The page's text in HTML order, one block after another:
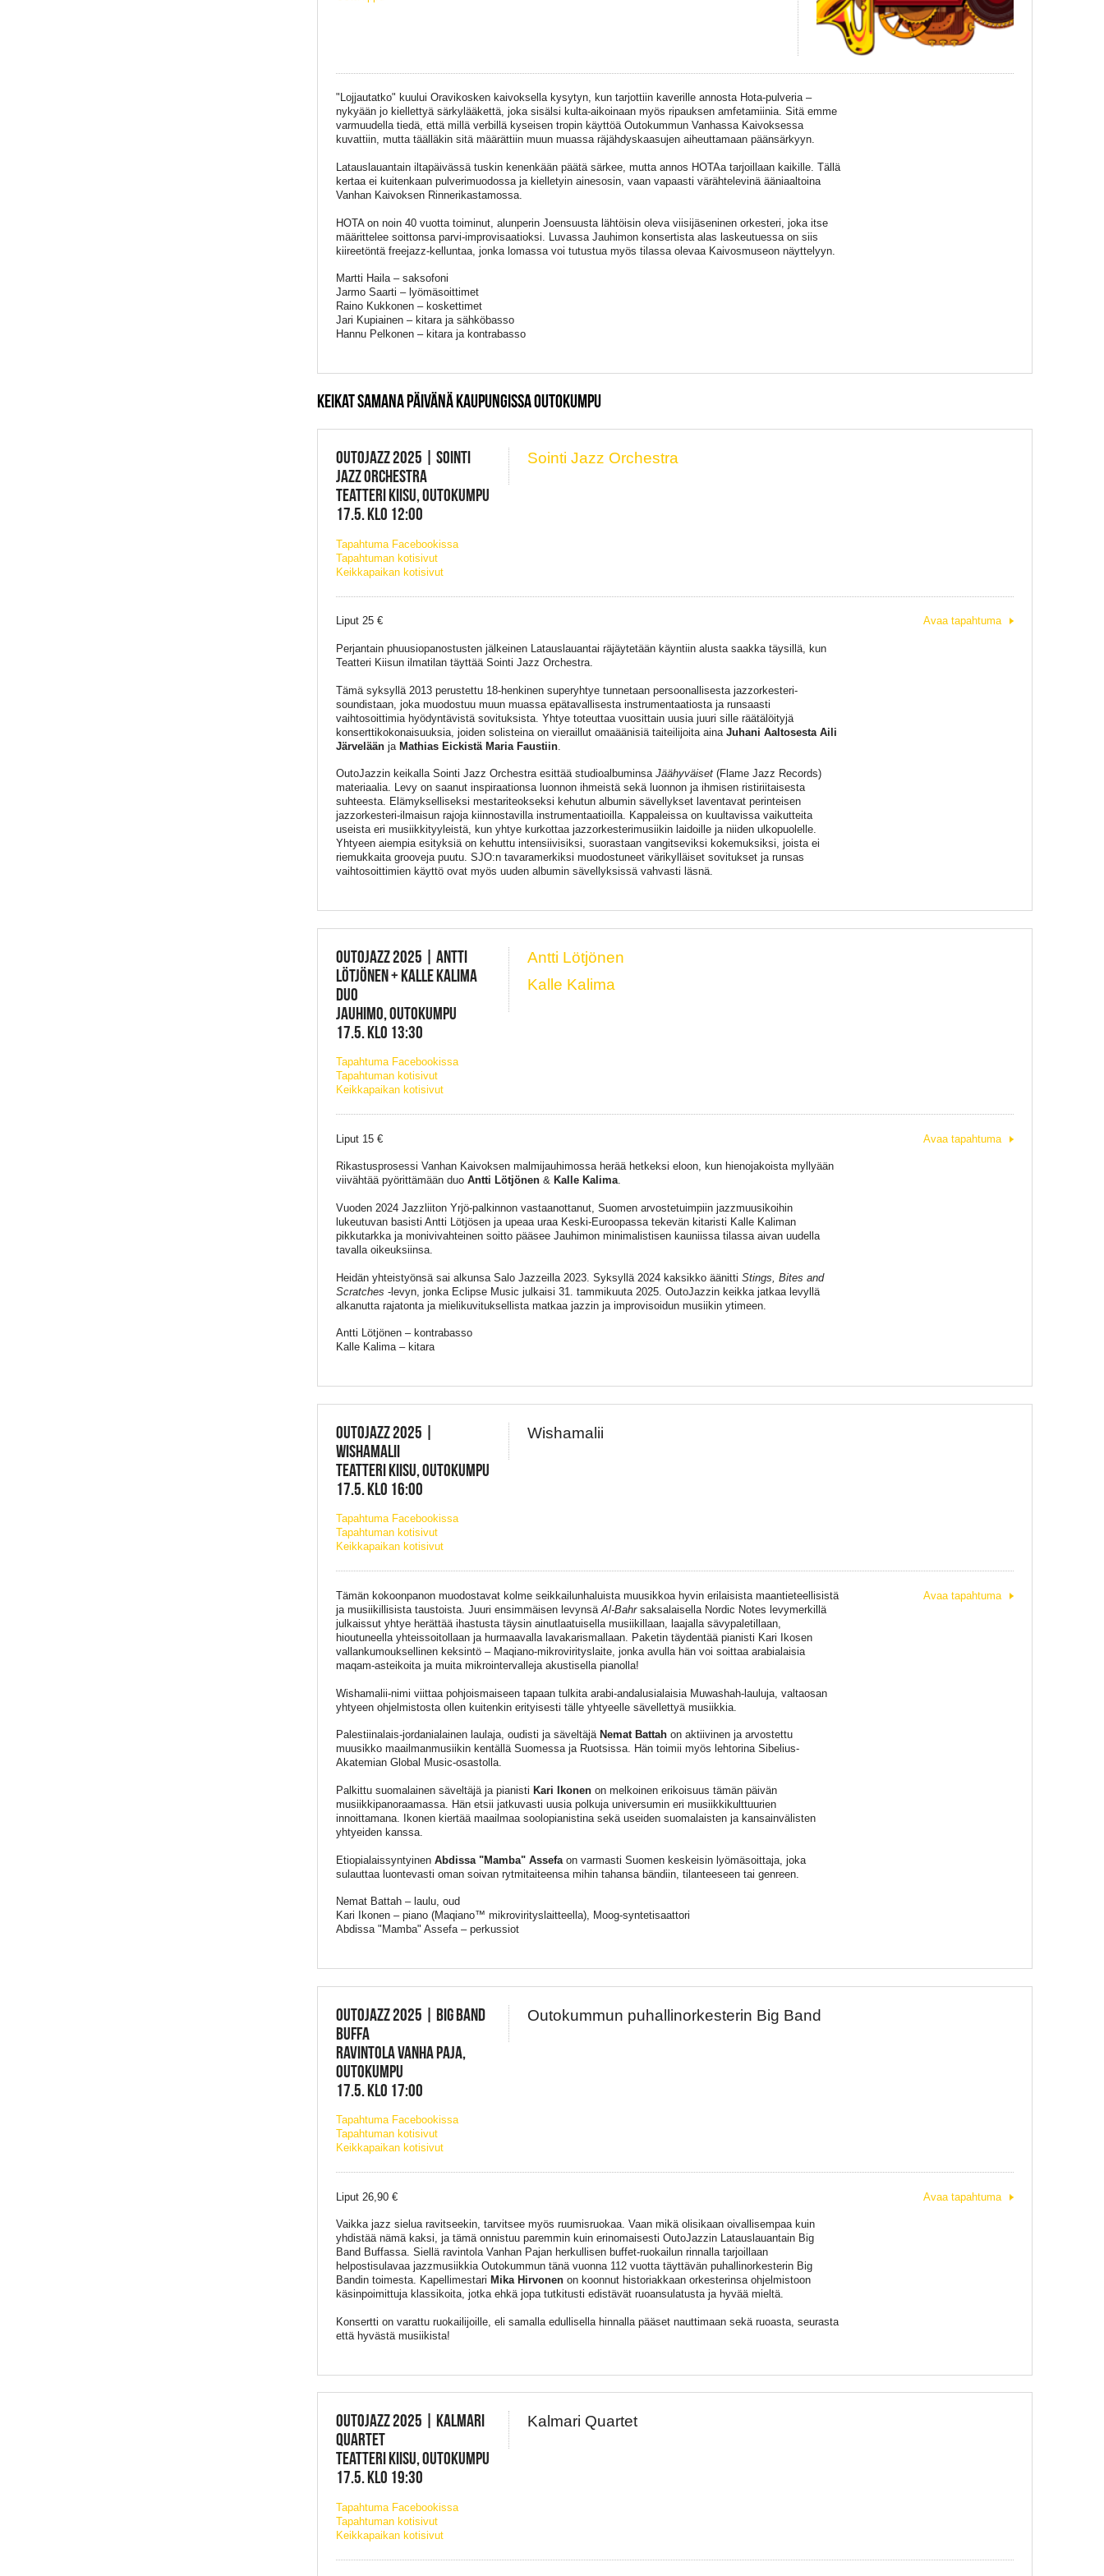
"Lojjautatko" kuului Oravikosken kaivoksella kysytyn, kun tarjottiin kaverille annosta Hota-pulveria –
nykyään jo kiellettyä särkylääkettä, joka sisälsi kulta-aikoinaan myös ripauksen amfetamiinia. Sitä emme
varmuudella tiedä, että millä verbillä kyseisen tropin käyttöä Outokummun Vanhassa Kaivoksessa
kuvattiin, mutta täälläkin sitä määrättiin muun muassa räjähdyskaasujen aiheuttamaan päänsärkyyn.
Latauslauantain iltapäivässä tuskin kenenkään päätä särkee, mutta annos HOTAa tarjoillaan kaikille. Tällä
kertaa ei kuitenkaan pulverimuodossa ja kielletyin ainesosin, vaan vapaasti värähtelevinä ääniaaltoina
Vanhan Kaivoksen Rinnerikastamossa.
HOTA on noin 40 vuotta toiminut, alunperin Joensuusta lähtöisin oleva viisijäseninen orkesteri, joka itse
määrittelee soittonsa parvi-improvisaatioksi. Luvassa Jauhimon konsertista alas laskeutuessa on siis
kiireetöntä freejazz-kelluntaa, jonka lomassa voi tutustua myös tilassa olevaa Kaivosmuseon näyttelyyn.
Martti Haila – saksofoni
Jarmo Saarti – lyömäsoittimet
Raino Kukkonen – koskettimet
Jari Kupiainen – kitara ja sähköbasso
Hannu Pelkonen – kitara ja kontrabasso
KEIKAT SAMANA PÄIVÄNÄ KAUPUNGISSA OUTOKUMPU
OUTOJAZZ 2025 | SOINTI
JAZZ ORCHESTRA
TEATTERI KIISU, OUTOKUMPU
17.5. KLO 12:00
Tapahtuma Facebookissa
Tapahtuman kotisivut
Keikkapaikan kotisivut
Sointi Jazz Orchestra
Liput 25 €
Perjantain phuusiopanostusten jälkeinen Latauslauantai räjäytetään käyntiin alusta saakka täysillä, kun
Teatteri Kiisun ilmatilan täyttää Sointi Jazz Orchestra.
Tämä syksyllä 2013 perustettu 18-henkinen superyhtye tunnetaan persoonallisesta jazzorkesteri-
soundistaan, joka muodostuu muun muassa epätavallisesta instrumentaatiosta ja runsaasti
vaihtosoittimia hyödyntävistä sovituksista. Yhtye toteuttaa vuosittain uusia juuri sille räätälöityjä
konserttikokonaisuuksia, joiden solisteina on vieraillut omaäänisiä taiteilijoita aina Juhani Aaltosesta Aili
Järvelään ja Mathias Eickistä Maria Faustiin.
OutoJazzin keikalla Sointi Jazz Orchestra esittää studioalbuminsaJäähyväiset(Flame Jazz Records)
materiaalia. Levy on saanut inspiraationsa luonnon ihmeistä sekä luonnon ja ihmisen ristiriitaisesta
suhteesta. Elämykselliseksi mestariteokseksi kehutun albumin sävellykset laventavat perinteisen
jazzorkesteri-ilmaisun rajoja kiinnostavilla instrumentaatioilla. Kappaleissa on kuultavissa vaikutteita
useista eri musiikkityyleistä, kun yhtye kurkottaa jazzorkesterimusiikin laidoille ja niiden ulkopuolelle.
Yhtyeen aiempia esityksiä on kehuttu intensiivisiksi, suorastaan vangitseviksi kokemuksiksi, joista ei
riemukkaita grooveja puutu. SJO:n tavaramerkiksi muodostuneet värikylläiset sovitukset ja runsas
vaihtosoittimien käyttö ovat myös uuden albumin sävellyksissä vahvasti läsnä.
Avaa tapahtuma
OUTOJAZZ 2025 | ANTTI
LÖTJÖNEN + KALLE KALIMA
DUO
JAUHIMO, OUTOKUMPU
17.5. KLO 13:30
Tapahtuma Facebookissa
Tapahtuman kotisivut
Keikkapaikan kotisivut
Antti Lötjönen
Kalle Kalima
Liput 15 €
Rikastusprosessi Vanhan Kaivoksen malmijauhimossa herää hetkeksi eloon, kun hienojakoista myllyään
viivähtää pyörittämään duo Antti Lötjönen& Kalle Kalima.
Vuoden 2024 Jazzliiton Yrjö-palkinnon vastaanottanut, Suomen arvostetuimpiin jazzmuusikoihin
lukeutuvan basisti Antti Lötjösen ja upeaa uraa Keski-Euroopassa tekevän kitaristi Kalle Kaliman
pikkutarkka ja monivivahteinen soitto pääsee Jauhimon minimalistisen kauniissa tilassa aivan uudella
tavalla oikeuksiinsa.
Heidän yhteistyönsä sai alkunsa Salo Jazzeilla 2023. Syksyllä 2024 kaksikko äänitti Stings, Bites and
Scratches -levyn, jonka Eclipse Music julkaisi 31. tammikuuta 2025. OutoJazzin keikka jatkaa levyllä
alkanutta rajatonta ja mielikuvituksellista matkaa jazzin ja improvisoidun musiikin ytimeen.
Antti Lötjönen – kontrabasso
Kalle Kalima – kitara
Avaa tapahtuma
OUTOJAZZ 2025 |
WISHAMALII
TEATTERI KIISU, OUTOKUMPU
17.5. KLO 16:00
Tapahtuma Facebookissa
Tapahtuman kotisivut
Keikkapaikan kotisivut
Wishamalii
Tämän kokoonpanon muodostavat kolme seikkailunhaluista muusikkoa hyvin erilaisista maantieteellisistä
ja musiikillisista taustoista. Juuri ensimmäisen levynsäAl-Bahrsaksalaisella Nordic Notes levymerkillä
julkaissut yhtye herättää ihastusta täysin ainutlaatuisella musiikillaan, laajalla sävypaletillaan,
hioutuneella yhteissoitollaan ja hurmaavalla lavakarismallaan. Paketin täydentää pianisti Kari Ikosen
vallankumouksellinen keksintö – Maqiano-mikrovirityslaite, jonka avulla hän voi soittaa arabialaisia
maqam-asteikoita ja muita mikrointervalleja akustisella pianolla!
Wishamalii-nimi viittaa pohjoismaiseen tapaan tulkita arabi-andalusialaisia Muwashah-lauluja, valtaosan
yhtyeen ohjelmistosta ollen kuitenkin erityisesti tälle yhtyeelle sävellettyä musiikkia.
Palestiinalais-jordanialainen laulaja, oudisti ja säveltäjä Nemat Battahon aktiivinen ja arvostettu
muusikko maailmanmusiikin kentällä Suomessa ja Ruotsissa. Hän toimii myös lehtorina Sibelius-
Akatemian Global Music-osastolla.
Palkittu suomalainen säveltäjä ja pianisti Kari Ikonenon melkoinen erikoisuus tämän päivän
musiikkipanoraamassa. Hän etsii jatkuvasti uusia polkuja universumin eri musiikkikulttuurien
innoittamana. Ikonen kiertää maailmaa soolopianistina sekä useiden suomalaisten ja kansainvälisten
yhtyeiden kanssa.
Etiopialaissyntyinen Abdissa "Mamba" Assefaon varmasti Suomen keskeisin lyömäsoittaja, joka
sulauttaa luontevasti oman soivan rytmitaiteensa mihin tahansa bändiin, tilanteeseen tai genreen.
Nemat Battah – laulu, oud
Kari Ikonen – piano (Maqiano™ mikrovirityslaitteella), Moog-syntetisaattori
Abdissa "Mamba" Assefa – perkussiot
Avaa tapahtuma
OUTOJAZZ 2025 | BIG BAND
BUFFA
RAVINTOLA VANHA PAJA,
OUTOKUMPU
17.5. KLO 17:00
Tapahtuma Facebookissa
Tapahtuman kotisivut
Keikkapaikan kotisivut
Outokummun puhallinorkesterin Big Band
Liput 26,90 €
Vaikka jazz sielua ravitseekin, tarvitsee myös ruumisruokaa. Vaan mikä olisikaan oivallisempaa kuin
yhdistää nämä kaksi, ja tämä onnistuu paremmin kuin erinomaisesti OutoJazzin Latauslauantain Big
Band Buffassa. Siellä ravintola Vanhan Pajan herkullisen buffet-ruokailun rinnalla tarjoillaan
helpostisulavaa jazzmusiikkia Outokummun tänä vuonna 112 vuotta täyttävän puhallinorkesterin Big
Bandin toimesta. Kapellimestari Mika Hirvonenon koonnut historiakkaan orkesterinsa ohjelmistoon
käsinpoimittuja klassikoita, jotka ehkä jopa tutkitusti edistävät ruoansulatusta ja hyvää mieltä.
Konsertti on varattu ruokailijoille, eli samalla edullisella hinnalla pääset nauttimaan sekä ruoasta, seurasta
että hyvästä musiikista!
Avaa tapahtuma
OUTOJAZZ 2025 | KALMARI
QUARTET
TEATTERI KIISU, OUTOKUMPU
17.5. KLO 19:30
Tapahtuma Facebookissa
Tapahtuman kotisivut
Keikkapaikan kotisivut
Kalmari Quartet